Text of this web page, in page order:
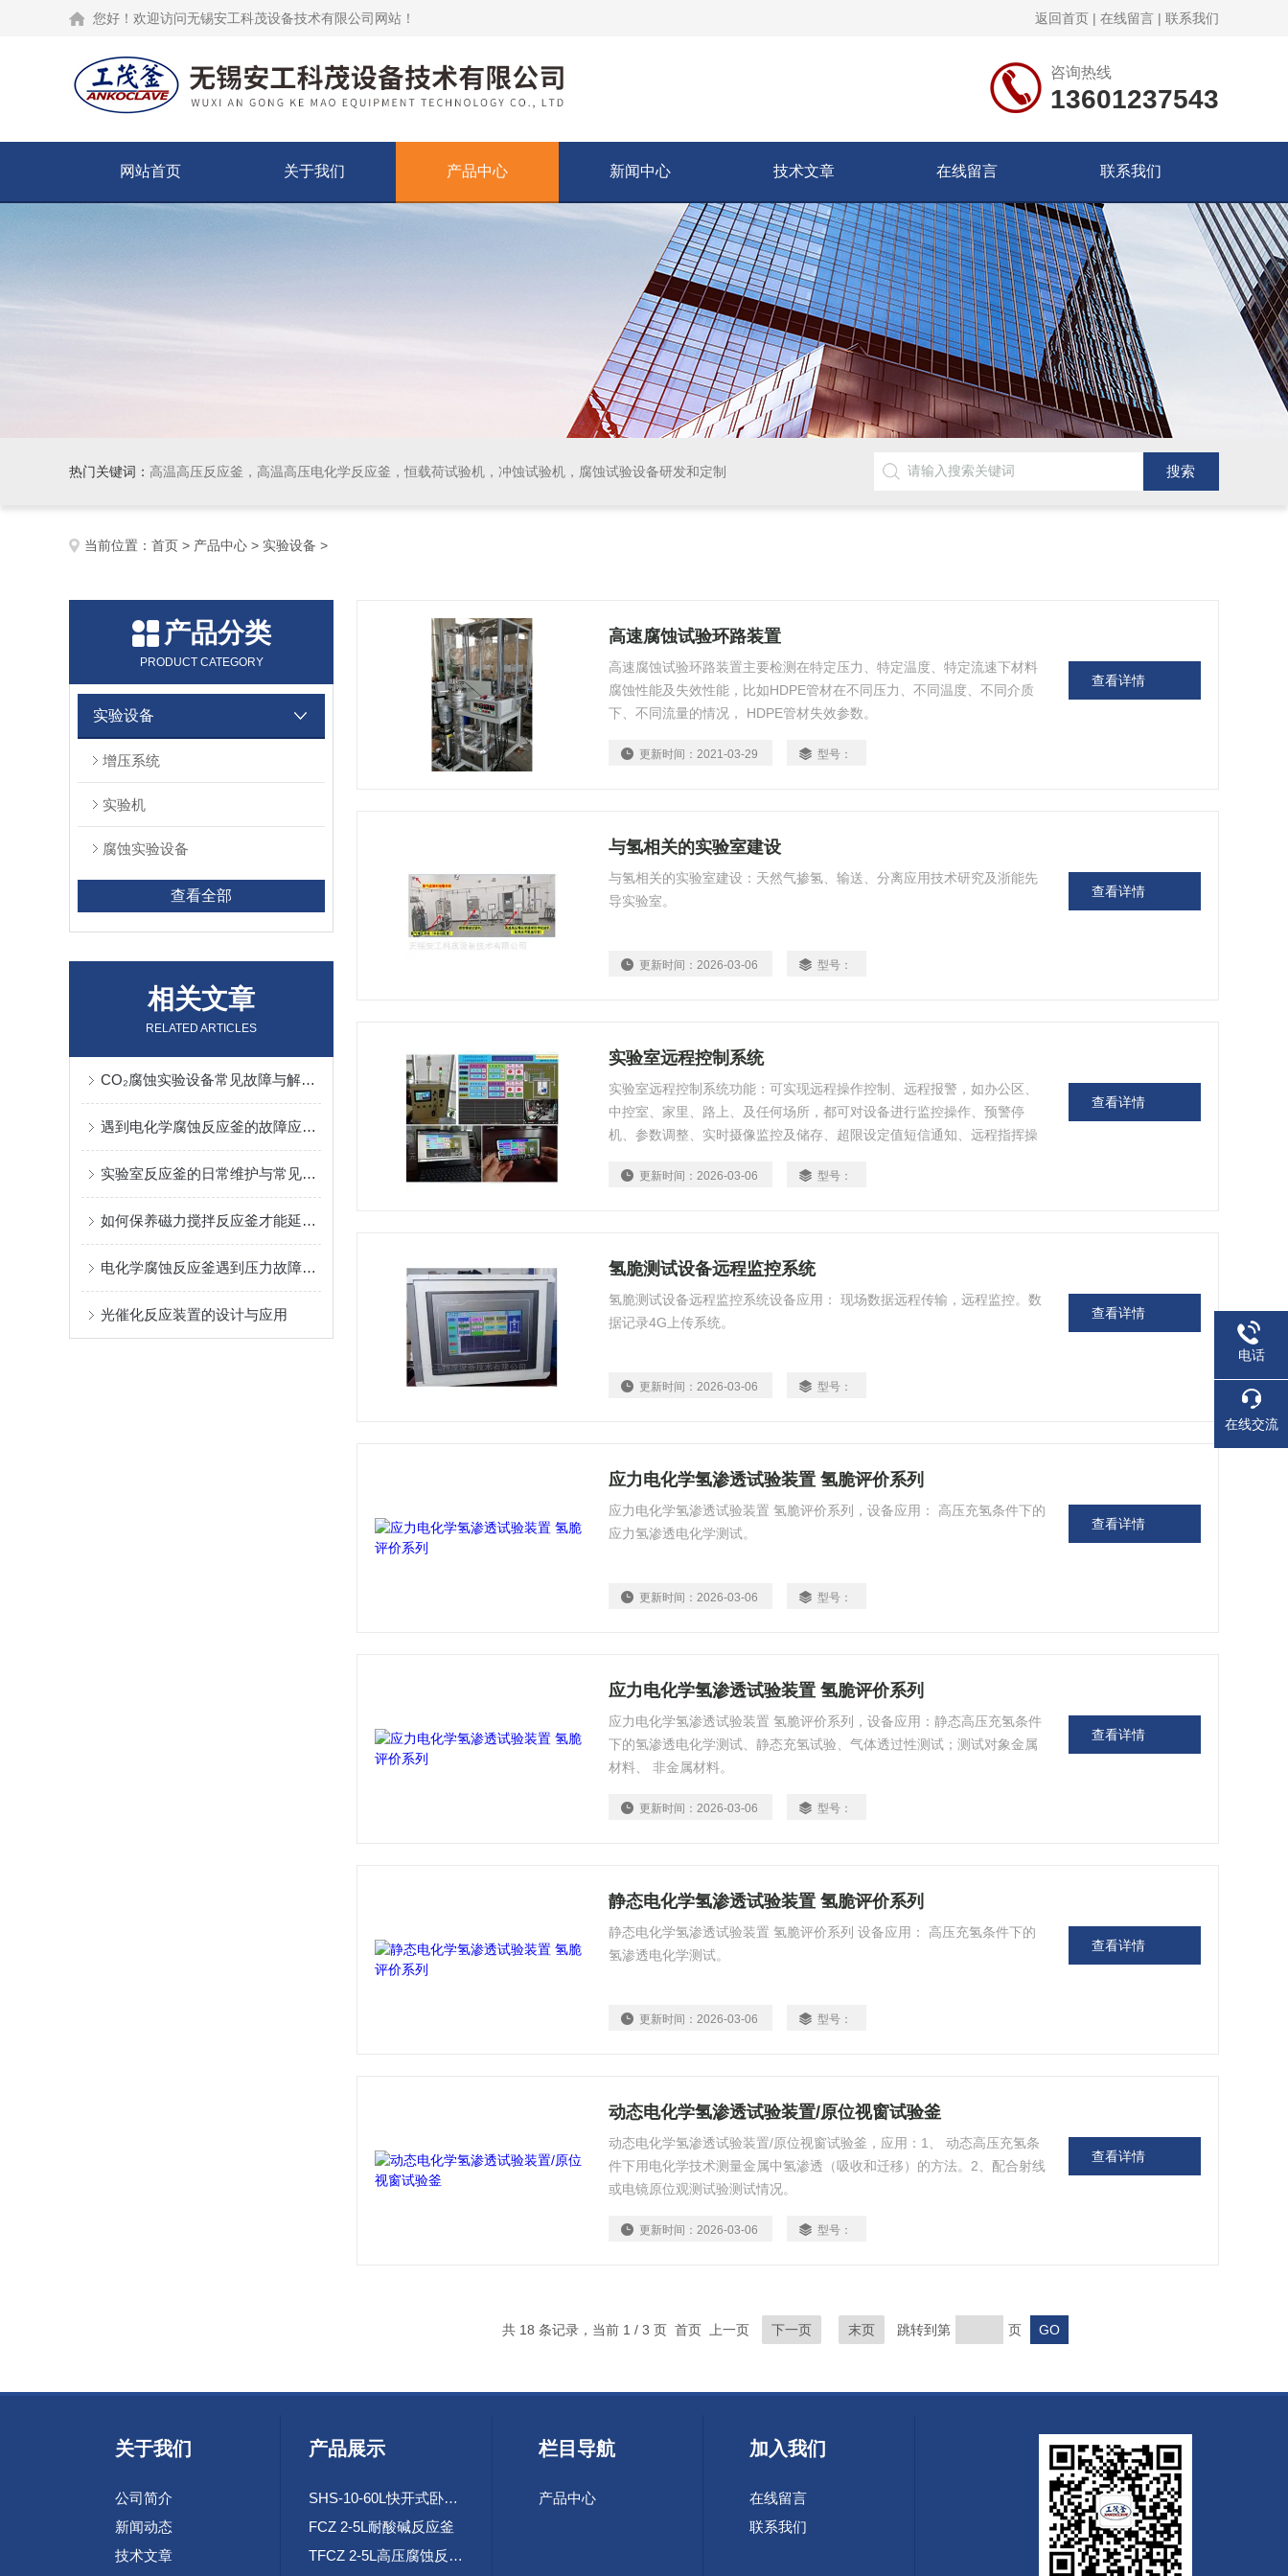
您好！欢迎访问无锡安工科茂设备技术有限公司网站！ 返回首页 | 在线留言 | 联系我们
咨询热线
13601237543
网站首页 关于我们 产品中心 新闻中心 技术文章 在线留言 联系我们
热门关键词： 高温高压反应釜，高温高压电化学反应釜，恒载荷试验机，冲蚀试验机，腐蚀试验设备研发和定制
当前位置： 首页 > 产品中心 > 实验设备 >
产品分类
PRODUCT CATEGORY
实验设备
增压系统
实验机
腐蚀实验设备
查看全部
相关文章
RELATED ARTICLES
CO₂腐蚀实验设备常见故障与解决办法
遇到电化学腐蚀反应釜的故障应该怎么解决
实验室反应釜的日常维护与常见故障排查
如何保养磁力搅拌反应釜才能延长它的寿命
电化学腐蚀反应釜遇到压力故障怎么解决
光催化反应装置的设计与应用
高速腐蚀试验环路装置
高速腐蚀试验环路装置主要检测在特定压力、特定温度、特定流速下材料
腐蚀性能及失效性能，比如HDPE管材在不同压力、不同温度、不同介质
下、不同流量的情况， HDPE管材失效参数。
更新时间：2021-03-29 型号：
查看详情
与氢相关的实验室建设
与氢相关的实验室建设：天然气掺氢、输送、分离应用技术研究及浙能先
导实验室。
更新时间：2026-03-06 型号：
查看详情
实验室远程控制系统
实验室远程控制系统功能：可实现远程操作控制、远程报警，如办公区、
中控室、家里、路上、及任何场所，都可对设备进行监控操作、预警停
机、参数调整、实时摄像监控及储存、超限设定值短信通知、远程指挥操
清晰的模拟界面仿真运行、让操作简洁明朗一目了然。
更新时间：2026-03-06 型号：
查看详情
氢脆测试设备远程监控系统
氢脆测试设备远程监控系统设备应用： 现场数据远程传输，远程监控。数
据记录4G上传系统。
更新时间：2026-03-06 型号：
查看详情
应力电化学氢渗透试验装置 氢脆评价系列
应力电化学氢渗透试验装置 氢脆评价系列，设备应用： 高压充氢条件下的
应力氢渗透电化学测试。
更新时间：2026-03-06 型号：
查看详情
应力电化学氢渗透试验装置 氢脆评价系列
应力电化学氢渗透试验装置 氢脆评价系列，设备应用：静态高压充氢条件
下的氢渗透电化学测试、静态充氢试验、气体透过性测试；测试对象金属
材料、 非金属材料。
更新时间：2026-03-06 型号：
查看详情
静态电化学氢渗透试验装置 氢脆评价系列
静态电化学氢渗透试验装置 氢脆评价系列 设备应用： 高压充氢条件下的
氢渗透电化学测试。
更新时间：2026-03-06 型号：
查看详情
动态电化学氢渗透试验装置/原位视窗试验釜
动态电化学氢渗透试验装置/原位视窗试验釜，应用：1、 动态高压充氢条
件下用电化学技术测量金属中氢渗透（吸收和迁移）的方法。2、配合射线
或电镜原位观测试验测试情况。
更新时间：2026-03-06 型号：
查看详情
共 18 条记录，当前 1 / 3 页 首页 上一页 下一页 末页 跳转到第 页
关于我们
公司简介
新闻动态
技术文章
产品展示
SHS-10-60L快开式卧式自蔓延合成装置
FCZ 2-5L耐酸碱反应釜
TFCZ 2-5L高压腐蚀反应釜
栏目导航
产品中心
加入我们
在线留言
联系我们
电话
在线交流